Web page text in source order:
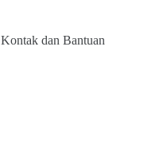
Kontak dan Bantuan